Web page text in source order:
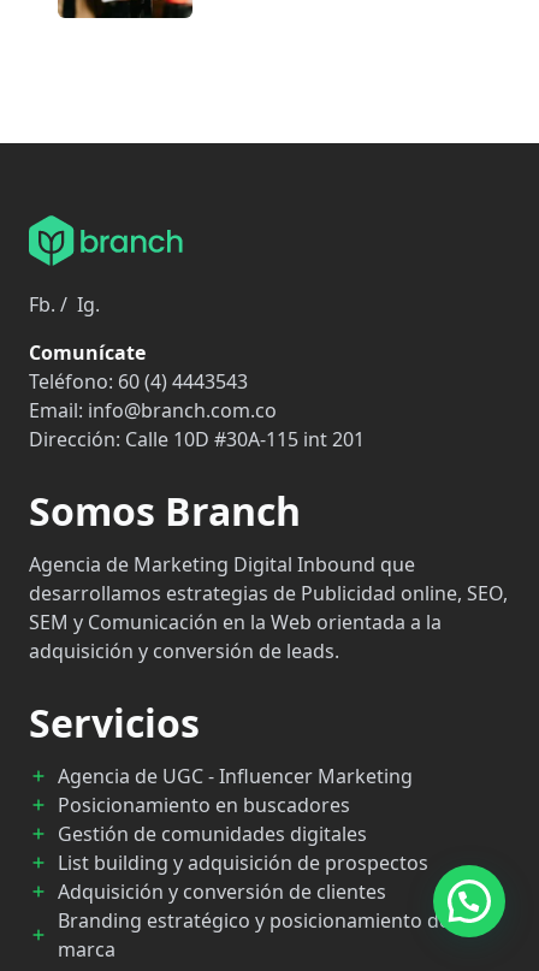
Fb. / Ig.
Comunícate
Teléfono: 60 (4) 4443543
Email: info@branch.com.co
Dirección: Calle 10D #30A-115 int 201
Somos Branch
Agencia de Marketing Digital Inbound que
desarrollamos estrategias de Publicidad online, SEO,
SEM y Comunicación en la Web orientada a la
adquisición y conversión de leads.
Servicios
Agencia de UGC - Influencer Marketing
Posicionamiento en buscadores
Gestión de comunidades digitales
List building y adquisición de prospectos
Adquisición y conversión de clientes
Branding estratégico y posicionamiento de
marca